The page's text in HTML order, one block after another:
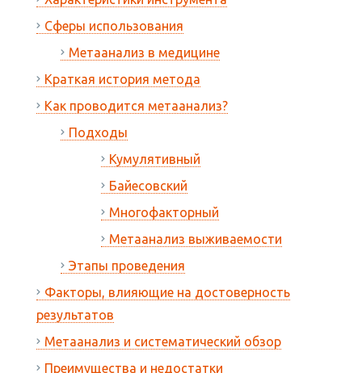
Сферы использования
Метаанализ в медицине
Краткая история метода
Как проводится метаанализ?
Подходы
Кумулятивный
Байесовский
Многофакторный
Метаанализ выживаемости
Этапы проведения
Факторы, влияющие на достоверность
результатов
Метаанализ и систематический обзор
Преимущества и недостатки